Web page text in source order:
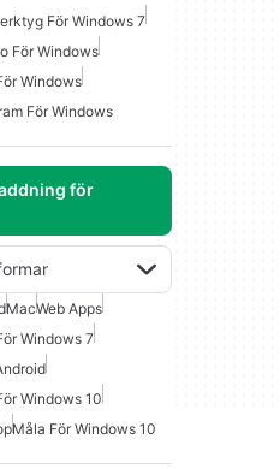
För Windows 7
För Windows
Windows
För Windows
för
MacWeb Apps
Windows 7
Windows 10
Måla För Windows 10